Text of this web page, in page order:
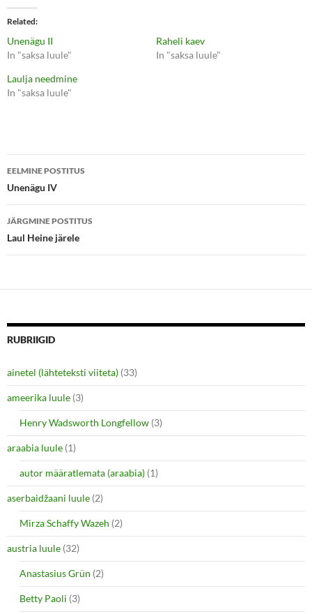
t
o
s
h
a
r
e
n
T
w
(
p
n
i
n
n
e
w
w
o
r
e
n
F
a
k
O
s
i
n
n
e
w
d
Related
Unenägu II
In "saksa luule"
Raheli kaev
In "saksa luule"
Laulja needmine
In "saksa luule"
Postituste
töölaud
EELMINE POSTITUS
Unenägu IV
JÄRGMINE POSTITUS
Laul Heine järele
RUBRIIGID
ainetel (lähteteksti viiteta) (33)
ameerika luule (3)
Henry Wadsworth Longfellow (3)
araabia luule (1)
autor määratlemata (araabia) (1)
aserbaidžaani luule (2)
Mirza Schaffy Wazeh (2)
austria luule (32)
Anastasius Grün (2)
Betty Paoli (3)